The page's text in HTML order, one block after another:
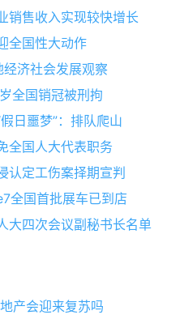
销售收入实现较快增长
全国性大动作
济社会发展观察
全国销冠被刑拘
日噩梦”：排队爬山
全国人大代表职务
认定工伤案择期宣判
全国首批展车已到店
大四次会议副秘书长名单
产会迎来复苏吗